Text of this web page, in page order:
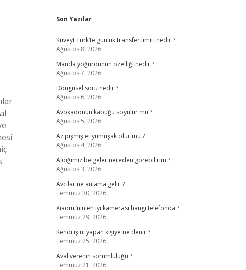
Sidebar
Son Yazılar
Kuveyt Türk’te günlük transfer limiti nedir ?
Ağustos 8, 2026
Manda yoğurdunun özelliği nedir ?
Ağustos 7, 2026
Döngüsel soru nedir ?
Ağustos 6, 2026
Avokadonun kabuğu soyulur mu ?
Ağustos 5, 2026
Az pişmiş et yumuşak olur mu ?
Ağustos 4, 2026
Aldığımız belgeler nereden görebilirim ?
Ağustos 3, 2026
Avcılar ne anlama gelir ?
Temmuz 30, 2026
Xiaomi’nin en iyi kamerası hangi telefonda ?
Temmuz 29, 2026
Kendi işini yapan kişiye ne denir ?
Temmuz 25, 2026
Aval verenin sorumluluğu ?
Temmuz 21, 2026